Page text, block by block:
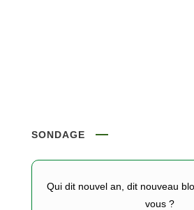
SONDAGE
Qui dit nouvel an, dit nouveau
vous ?